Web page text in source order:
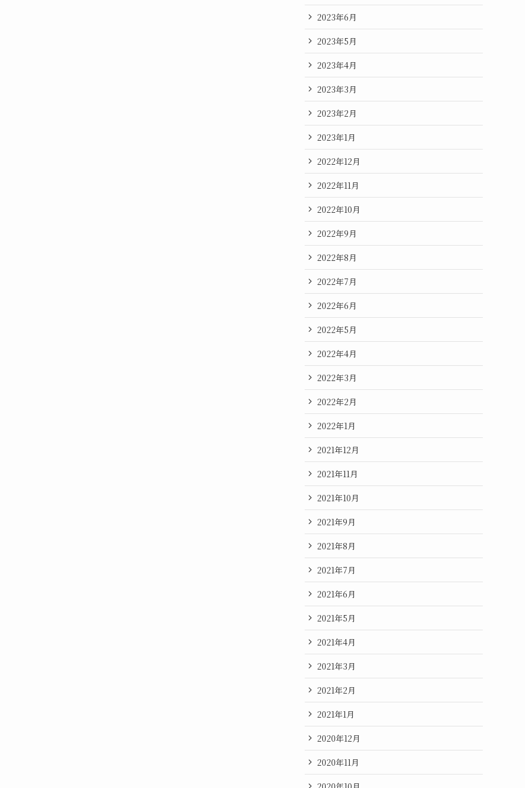
2023年6月
2023年5月
2023年4月
2023年3月
2023年2月
2023年1月
2022年12月
2022年11月
2022年10月
2022年9月
2022年8月
2022年7月
2022年6月
2022年5月
2022年4月
2022年3月
2022年2月
2022年1月
2021年12月
2021年11月
2021年10月
2021年9月
2021年8月
2021年7月
2021年6月
2021年5月
2021年4月
2021年3月
2021年2月
2021年1月
2020年12月
2020年11月